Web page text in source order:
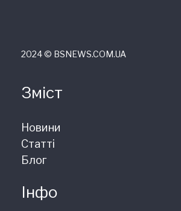
2024 © ВSNEWS.COM.UA
Зміст
Новини
Статті
Блог
Інфо